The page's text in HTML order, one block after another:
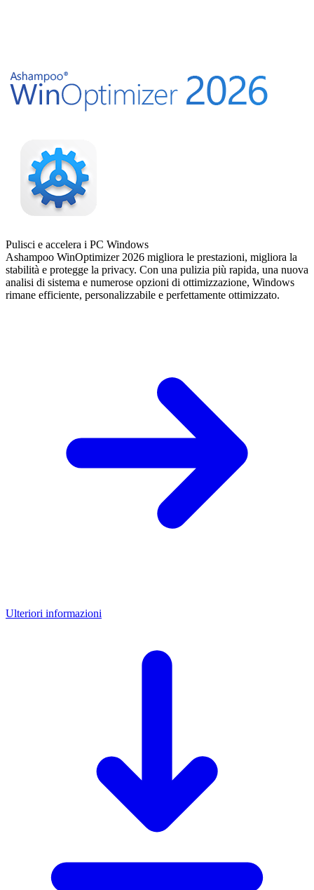
Pulisci e accelera i PC Windows
Ashampoo WinOptimizer 2026 migliora le prestazioni, migliora la
stabilità e protegge la privacy. Con una pulizia più rapida, una nuova
analisi di sistema e numerose opzioni di ottimizzazione, Windows
rimane efficiente, personalizzabile e perfettamente ottimizzato.
Ulteriori informazioni